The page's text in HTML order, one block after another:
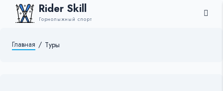
Rider Skill
Горнолыжный спорт
Главная / Туры